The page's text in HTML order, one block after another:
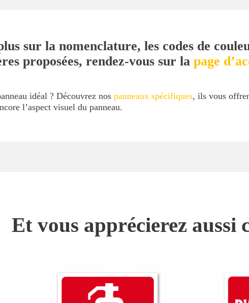
sur la nomenclature, les codes de
proposées, rendez-vous sur la page
idéal ? Découvrez nos panneaux spécifiques, ils vous
l’aspect visuel du panneau.
Et vous apprécierez aussi